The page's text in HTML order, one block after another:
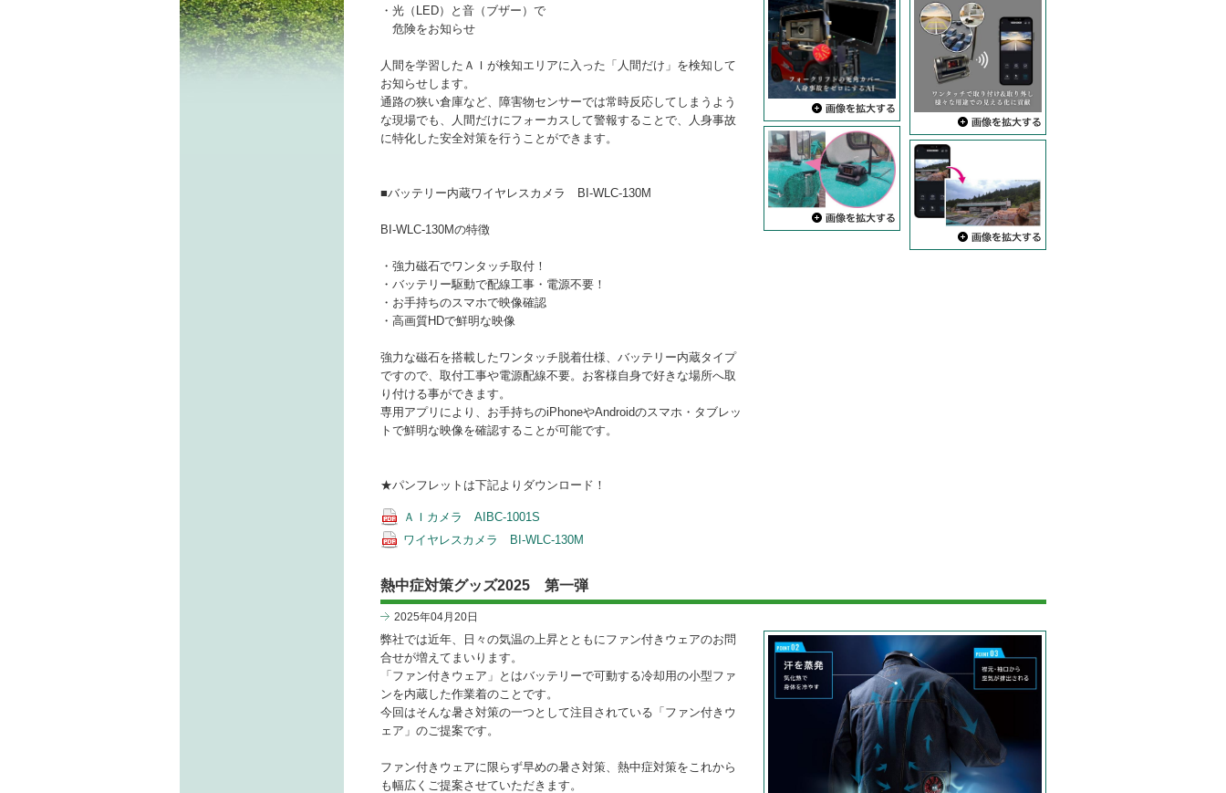
・光（LED）と音（ブザー）で
危険をお知らせ
人間を学習したＡＩが検知エリアに入った「人間だけ」を検知して
お知らせします。
通路の狭い倉庫など、障害物センサーでは常時反応してしまうよう
な現場でも、人間だけにフォーカスして警報することで、人身事故
に特化した安全対策を行うことができます。
■バッテリー内蔵ワイヤレスカメラ BI-WLC-130M
BI-WLC-130Mの特徴
・強力磁石でワンタッチ取付！
・バッテリー駆動で配線工事・電源不要！
・お手持ちのスマホで映像確認
・高画質HDで鮮明な映像
強力な磁石を搭載したワンタッチ脱着仕様、バッテリー内蔵タイプ
ですので、取付工事や電源配線不要。お客様自身で好きな場所へ取
り付ける事ができます。
専用アプリにより、お手持ちのiPhoneやAndroidのスマホ・タブレッ
トで鮮明な映像を確認することが可能です。
★パンフレットは下記よりダウンロード！
ＡＩカメラ AIBC-1001S
ワイヤレスカメラ BI-WLC-130M
熱中症対策グッズ2025 第一弾
2025年04月20日
弊社では近年、日々の気温の上昇とともにファン付きウェアのお問
合せが増えてまいります。
「ファン付きウェア」とはバッテリーで可動する冷却用の小型ファ
ンを内蔵した作業着のことです。
今回はそんな暑さ対策の一つとして注目されている「ファン付きウ
ェア」のご提案です。
ファン付きウェアに限らず早めの暑さ対策、熱中症対策をこれから
も幅広くご提案させていただきます。